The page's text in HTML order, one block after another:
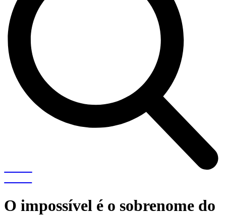
O impossível é o sobrenome do